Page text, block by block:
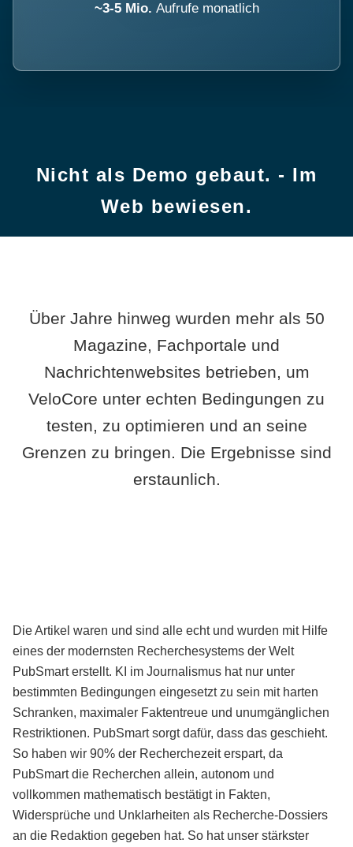
~3-5 Mio. Aufrufe monatlich
Nicht als Demo gebaut. - Im
Web bewiesen.
Über Jahre hinweg wurden mehr als 50
Magazine, Fachportale und
Nachrichtenwebsites betrieben, um
VeloCore unter echten Bedingungen zu
testen, zu optimieren und an seine
Grenzen zu bringen. Die Ergebnisse sind
erstaunlich.
Die Artikel waren und sind alle echt und wurden mit Hilfe
eines der modernsten Recherchesystems der Welt
PubSmart erstellt. KI im Journalismus hat nur unter
bestimmten Bedingungen eingesetzt zu sein mit harten
Schranken, maximaler Faktentreue und unumgänglichen
Restriktionen. PubSmart sorgt dafür, dass das geschieht.
So haben wir 90% der Recherchezeit erspart, da
PubSmart die Recherchen allein, autonom und
vollkommen mathematisch bestätigt in Fakten,
Widersprüche und Unklarheiten als Recherche-Dossiers
an die Redaktion gegeben hat. So hat unser stärkster